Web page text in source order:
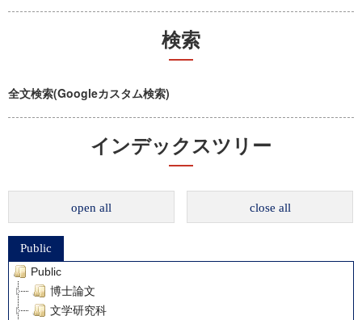
検索
全文検索(Googleカスタム検索)
インデックスツリー
open all close all
Public
Public
博士論文
文学研究科